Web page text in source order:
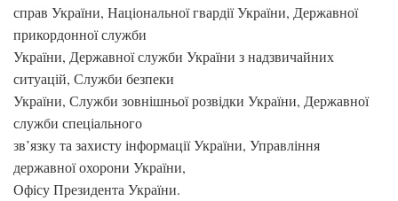
справ України, Національної гвардії України, Державної
прикордонної служби
України, Державної служби України з надзвичайних
ситуацій, Служби безпеки
України, Служби зовнішньої розвідки України, Державної
служби спеціального
зв’язку та захисту інформації України, Управління
державної охорони України,
Офісу Президента України.